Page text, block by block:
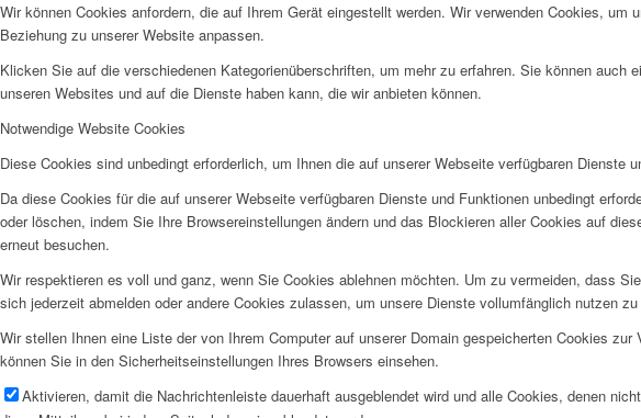
Wir können Cookies anfordern, die auf Ihrem Gerät eingestellt werden. Wir verwenden Cookies,
Beziehung zu unserer Website anpassen.
Klicken Sie auf die verschiedenen Kategorienüberschriften, um mehr zu erfahren. Sie können
unseren Websites und auf die Dienste haben kann, die wir anbieten können.
Notwendige Website Cookies
Diese Cookies sind unbedingt erforderlich, um Ihnen die auf unserer Webseite verfügbaren Dienste
Da diese Cookies für die auf unserer Webseite verfügbaren Dienste und Funktionen unbedingt
oder löschen, indem Sie Ihre Browsereinstellungen ändern und das Blockieren aller Cookies auf
erneut besuchen.
Wir respektieren es voll und ganz, wenn Sie Cookies ablehnen möchten. Um zu vermeiden, dass
sich jederzeit abmelden oder andere Cookies zulassen, um unsere Dienste vollumfänglich nutzen
Wir stellen Ihnen eine Liste der von Ihrem Computer auf unserer Domain gespeicherten Cookies
können Sie in den Sicherheitseinstellungen Ihres Browsers einsehen.
Aktivieren, damit die Nachrichtenleiste dauerhaft ausgeblendet wird und alle Cookies, denen